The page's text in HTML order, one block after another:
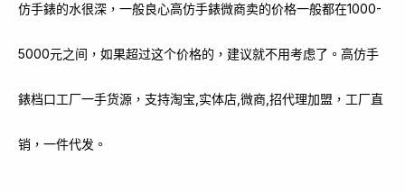
仿手錶的水很深，一般良心高仿手錶微商卖的价格一般都在1000-
5000元之间，如果超过这个价格的，建议就不用考虑了。高仿手
錶档口工厂一手货源，支持淘宝,实体店,微商,招代理加盟，工厂直
销，一件代发。